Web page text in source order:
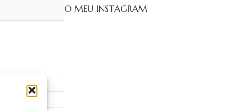
O MEU INSTAGRAM